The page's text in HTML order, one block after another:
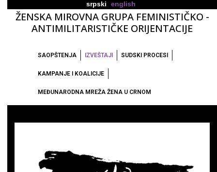
srpski english
ŽENSKA MIROVNA GRUPA FEMINISTIČKO -
ANTIMILITARISTIČKE ORIJENTACIJE
SAOPŠTENJA IZVEŠTAJI SUDSKI PROCESI
KAMPANJE I KOALICIJE
MEĐUNARODNA MREŽA ŽENA U CRNOM